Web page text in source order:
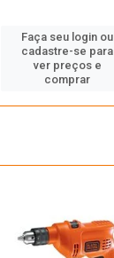
Faça seu login ou
cadastre-se para
ver preços e
comprar